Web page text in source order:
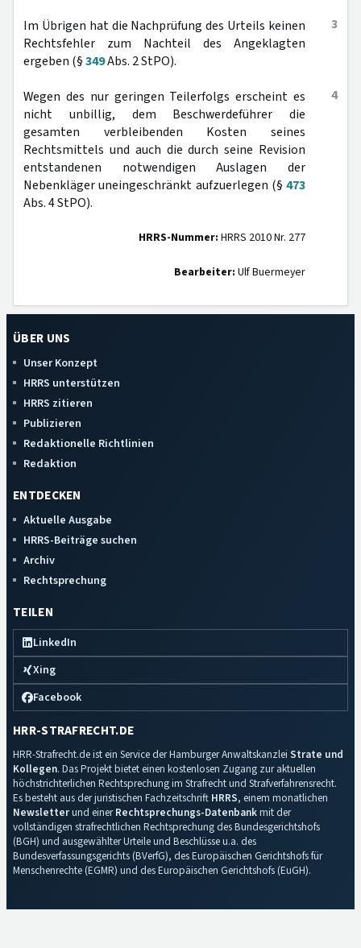
3
Im Übrigen hat die Nachprüfung des Urteils keinen
Rechtsfehler zum Nachteil des Angeklagten
ergeben (§349Abs. 2 StPO).
4
Wegen des nur geringen Teilerfolgs erscheint es
nicht unbillig, dem Beschwerdeführer die
gesamten verbleibenden Kosten seines
Rechtsmittels und auch die durch seine Revision
entstandenen notwendigen Auslagen der
Nebenkläger uneingeschränkt aufzuerlegen (§ 473
Abs. 4 StPO).
HRRS-Nummer: HRRS 2010 Nr. 277
Bearbeiter: Ulf Buermeyer
ÜBER UNS
Unser Konzept
HRRS unterstützen
HRRS zitieren
Publizieren
Redaktionelle Richtlinien
Redaktion
ENTDECKEN
Aktuelle Ausgabe
HRRS-Beiträge suchen
Archiv
Rechtsprechung
TEILEN
LinkedIn
Xing
Facebook
HRR-STRAFRECHT.DE
HRR-Strafrecht.de ist ein Service der Hamburger Anwaltskanzlei Strate und
Kollegen. Das Projekt bietet einen kostenlosen Zugang zur aktuellen
höchstrichterlichen Rechtsprechung im Strafrecht und Strafverfahrensrecht.
Es besteht aus der juristischen Fachzeitschrift HRRS, einem monatlichen
Newsletterund einerRechtsprechungs-Datenbankmit der
vollständigen strafrechtlichen Rechtsprechung des Bundesgerichtshofs
(BGH) und ausgewählter Urteile und Beschlüsse u.a. des
Bundesverfassungsgerichts (BVerfG), des Europäischen Gerichtshofs für
Menschenrechte (EGMR) und des Europäischen Gerichtshofs (EuGH).